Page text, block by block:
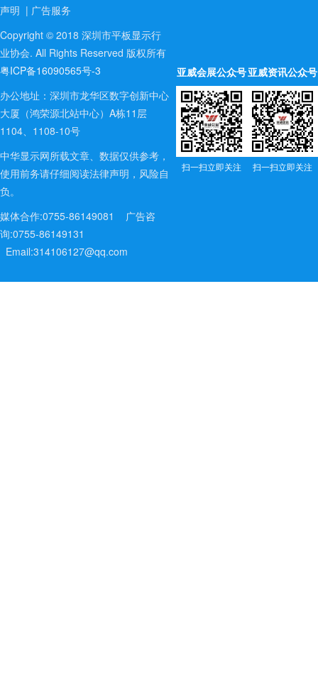
声明 | 广告服务
Copyright © 2018 深圳市平板显示行
业协会. All Rights Reserved 版权所有
粤ICP备16090565号-3
办公地址：深圳市龙华区数字创新中心
大厦（鸿荣源北站中心）A栋11层
1104、1108-10号
中华显示网所载文章、数据仅供参考，
使用前务请仔细阅读法律声明，风险自
负。
媒体合作:0755-86149081
广告咨
询:0755-86149131
Email:314106127@qq.com
亚威会展公众号
扫一扫立即关注
亚威资讯公众号
扫一扫立即关注